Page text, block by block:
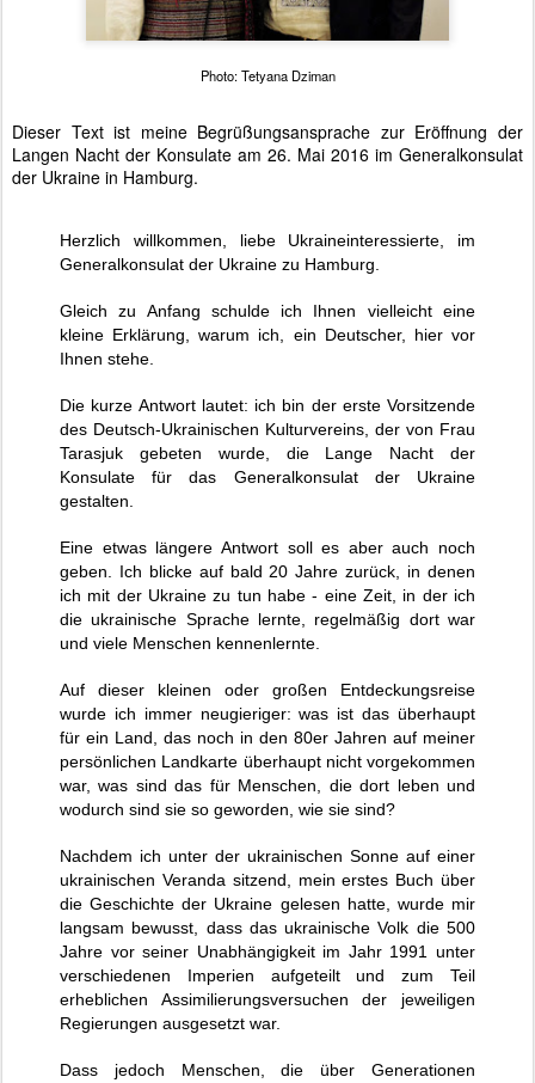
Photo: Tetyana Dziman
Dieser Text ist meine Begrüßungsansprache zur Eröffnung der
Langen Nacht der Konsulate am 26. Mai 2016 im Generalkonsulat
der Ukraine in Hamburg.
Herzlich willkommen, liebe Ukraineinteressierte, im
Generalkonsulat der Ukraine zu Hamburg.
Gleich zu Anfang schulde ich Ihnen vielleicht eine
kleine Erklärung, warum ich, ein Deutscher, hier vor
Ihnen stehe.
Die kurze Antwort lautet: ich bin der erste Vorsitzende
des Deutsch-Ukrainischen Kulturvereins, der von Frau
Tarasjuk gebeten wurde, die Lange Nacht der
Konsulate für das Generalkonsulat der Ukraine
gestalten.
Eine etwas längere Antwort soll es aber auch noch
geben. Ich blicke auf bald 20 Jahre zurück, in denen
ich mit der Ukraine zu tun habe - eine Zeit, in der ich
die ukrainische Sprache lernte, regelmäßig dort war
und viele Menschen kennenlernte.
Auf dieser kleinen oder großen Entdeckungsreise
wurde ich immer neugieriger: was ist das überhaupt
für ein Land, das noch in den 80er Jahren auf meiner
persönlichen Landkarte überhaupt nicht vorgekommen
war, was sind das für Menschen, die dort leben und
wodurch sind sie so geworden, wie sie sind?
Nachdem ich unter der ukrainischen Sonne auf einer
ukrainischen Veranda sitzend, mein erstes Buch über
die Geschichte der Ukraine gelesen hatte, wurde mir
langsam bewusst, dass das ukrainische Volk die 500
Jahre vor seiner Unabhängigkeit im Jahr 1991 unter
verschiedenen Imperien aufgeteilt und zum Teil
erheblichen Assimilierungsversuchen der jeweiligen
Regierungen ausgesetzt war.
Dass jedoch Menschen, die über Generationen